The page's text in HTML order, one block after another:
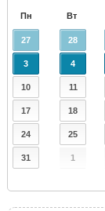
Пн Вт
27 28
3 4
10 11
17 18
24 25
31 1